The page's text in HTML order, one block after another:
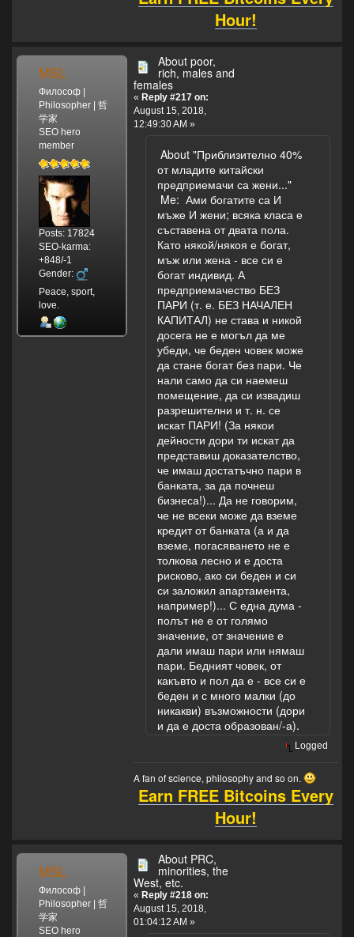
помагах.Разбира
се това, бе доста
ангажиращо,
труд и
разбиране от
семейството
ми.С огромен
трепет отново
септември,
когато някой ще
ме поздрави и
каже добра
дума.
Камен Иванов:
Наистина, това е
един от
начините -
добрият и
всеотдаен
учител спомага в
много голяма
степен за по-
добър свят.)
Me: Госпожа
Маргарита,
харесвам
балансираните
Ви и спокойни
реплики, които
наистина
контрастират на
фона на по-
изнервените от
всички нас в
нелекото ни
ежедневие. Като
колега-
преподавател и
по-млад човек
Ви пожелавам
много още
години да сте
активна и да
запазвате
хубавото в
за първи път
пред очите, но
като Ви гледам
си викам "Каква
да е жива и
здрава!".
Hour!
MSL
Философ |
Philosopher | 哲
学家
SEO hero
member
Posts: 17824
SEO-karma:
+848/-1
Gender:
Peace, sport,
love.
About poor,
rich, males and
females
« Reply #217 on:
August 15, 2018,
12:49:30 AM »
About "Приблизително 40%
от младите китайски
предприемачи са жени..."
Me: Ами богатите са И
мъже И жени; всяка класа е
съставена от двата пола.
Като някой/някоя е богат,
мъж или жена - все си е
богат индивид. А
предприемачество БЕЗ
ПАРИ (т. е. БЕЗ НАЧАЛЕН
КАПИТАЛ) не става и никой
досега не е могъл да ме
убеди, че беден човек може
да стане богат без пари. Че
нали само да си наемеш
помещение, да си извадиш
разрешителни и т. н. се
искат ПАРИ! (За някои
дейности дори ти искат да
представиш доказателство,
че имаш достатъчно пари в
банката, за да почнеш
бизнеса!)... Да не говорим,
че не всеки може да вземе
кредит от банката (а и да
вземе, погасяването не е
толкова лесно и е доста
рисково, ако си беден и си
си заложил апартамента,
например!)... С една дума -
полът не е от голямо
значение, от значение е
дали имаш пари или нямаш
пари. Бедният човек, от
какъвто и пол да е - все си е
беден и с много малки (до
никакви) възможности (дори
и да е доста образован/-а).
Logged
A fan of science, philosophy and so on.
Earn FREE Bitcoins Every
Hour!
MSL
Философ |
Philosopher | 哲
学家
SEO hero
About PRC,
minorities, the
West, etc.
« Reply #218 on:
August 15, 2018,
01:04:12 AM »